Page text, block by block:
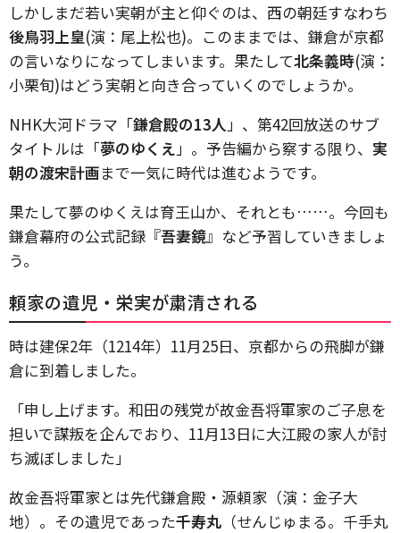
しかしまだ若い実朝が主と仰ぐのは、西の朝廷すなわち
後鳥羽上皇(演：尾上松也)。このままでは、鎌倉が京都
の言いなりになってしまいます。果たして北条義時(演：
小栗旬)はどう実朝と向き合っていくのでしょうか。
NHK大河ドラマ「鎌倉殿の13人」、第42回放送のサブ
タイトルは「夢のゆくえ」。予告編から察する限り、 実
朝の渡宋計画まで一気に時代は進むようです。
果たして夢のゆくえは育王山か、それとも……。今回も
鎌倉幕府の公式記録『吾妻鏡』など予習していきましょ
う。
頼家の遺児・栄実が粛清される
時は建保2年（1214年）11月25日、京都からの飛脚が鎌
倉に到着しました。
「申し上げます。和田の残党が故金吾将軍家のご子息を
担いで謀叛を企んでおり、11月13日に大江殿の家人が討
ち滅ぼしました」
故金吾将軍家とは先代鎌倉殿・源頼家（演：金子大
地）。その遺児であった千寿丸 （せんじゅまる。千手丸